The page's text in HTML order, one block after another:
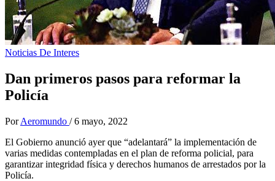
Noticias De Interes
Dan primeros pasos para reformar la
Policía
Por Aeromundo / 6 mayo, 2022
El Gobierno anunció ayer que “adelantará” la implementación de
varias medidas contempladas en el plan de reforma policial, para
garantizar integridad física y derechos humanos de arrestados por la
Policía.